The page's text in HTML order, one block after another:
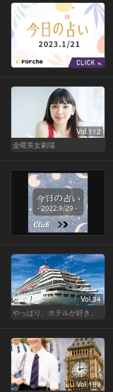
Vol.112
金曜美女劇場
Vol.34
やっぱり、ホテルが好き。
Vol.189